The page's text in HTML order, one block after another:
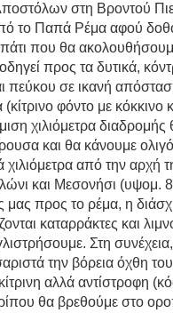
στη Βροντού
το Παπά Ρέμα αφού
που θα
προς τα δυτικά,
πεύκου σε ικανή
φόντο με κόκκινο
χιλιόμετρα
και θα κάνουμε
χιλιόμετρα από την
και Μεσονήσι (υψομ.
μας προς το ρέμα, η
καταρράκτες και
Στη
την βόρεια όχθη
αλλά αντίστροφη
θα βρεθούμε στο